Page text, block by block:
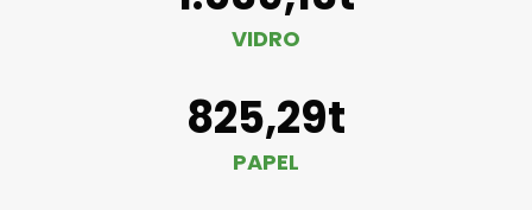
VIDRO
825,29t
PAPEL